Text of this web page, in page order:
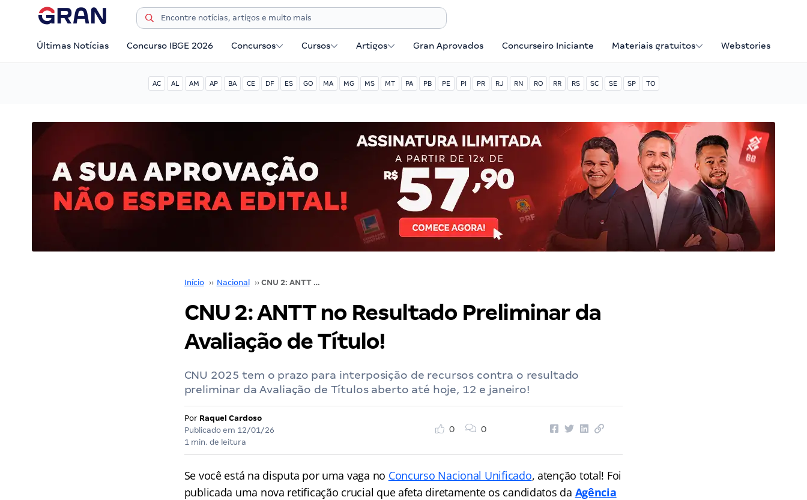
Últimas Notícias Concurso IBGE 2026 Concursos Cursos Artigos Gran Aprovados Concurseiro Iniciante Materiais gratuitos Webstories
AC AL AM AP BA CE DF ES GO MA MG MS MT PA PB PE PI PR RJ RN RO RR RS SC SE SP TO
Início ›› Nacional ›› CNU 2: ANTT no Resultado Preliminar da Avaliação de Título!
CNU 2: ANTT no Resultado Preliminar da
Avaliação de Título!
CNU 2025 tem o prazo para interposição de recursos contra o resultado
preliminar da Avaliação de Títulos aberto até hoje, 12 e janeiro!
Por Raquel Cardoso
Publicado em 12/01/26
1 min. de leitura
0 0
Se você está na disputa por uma vaga no Concurso Nacional Unificado, atenção total! Foi
publicada uma nova retificação crucial que afeta diretamente os candidatos da Agência